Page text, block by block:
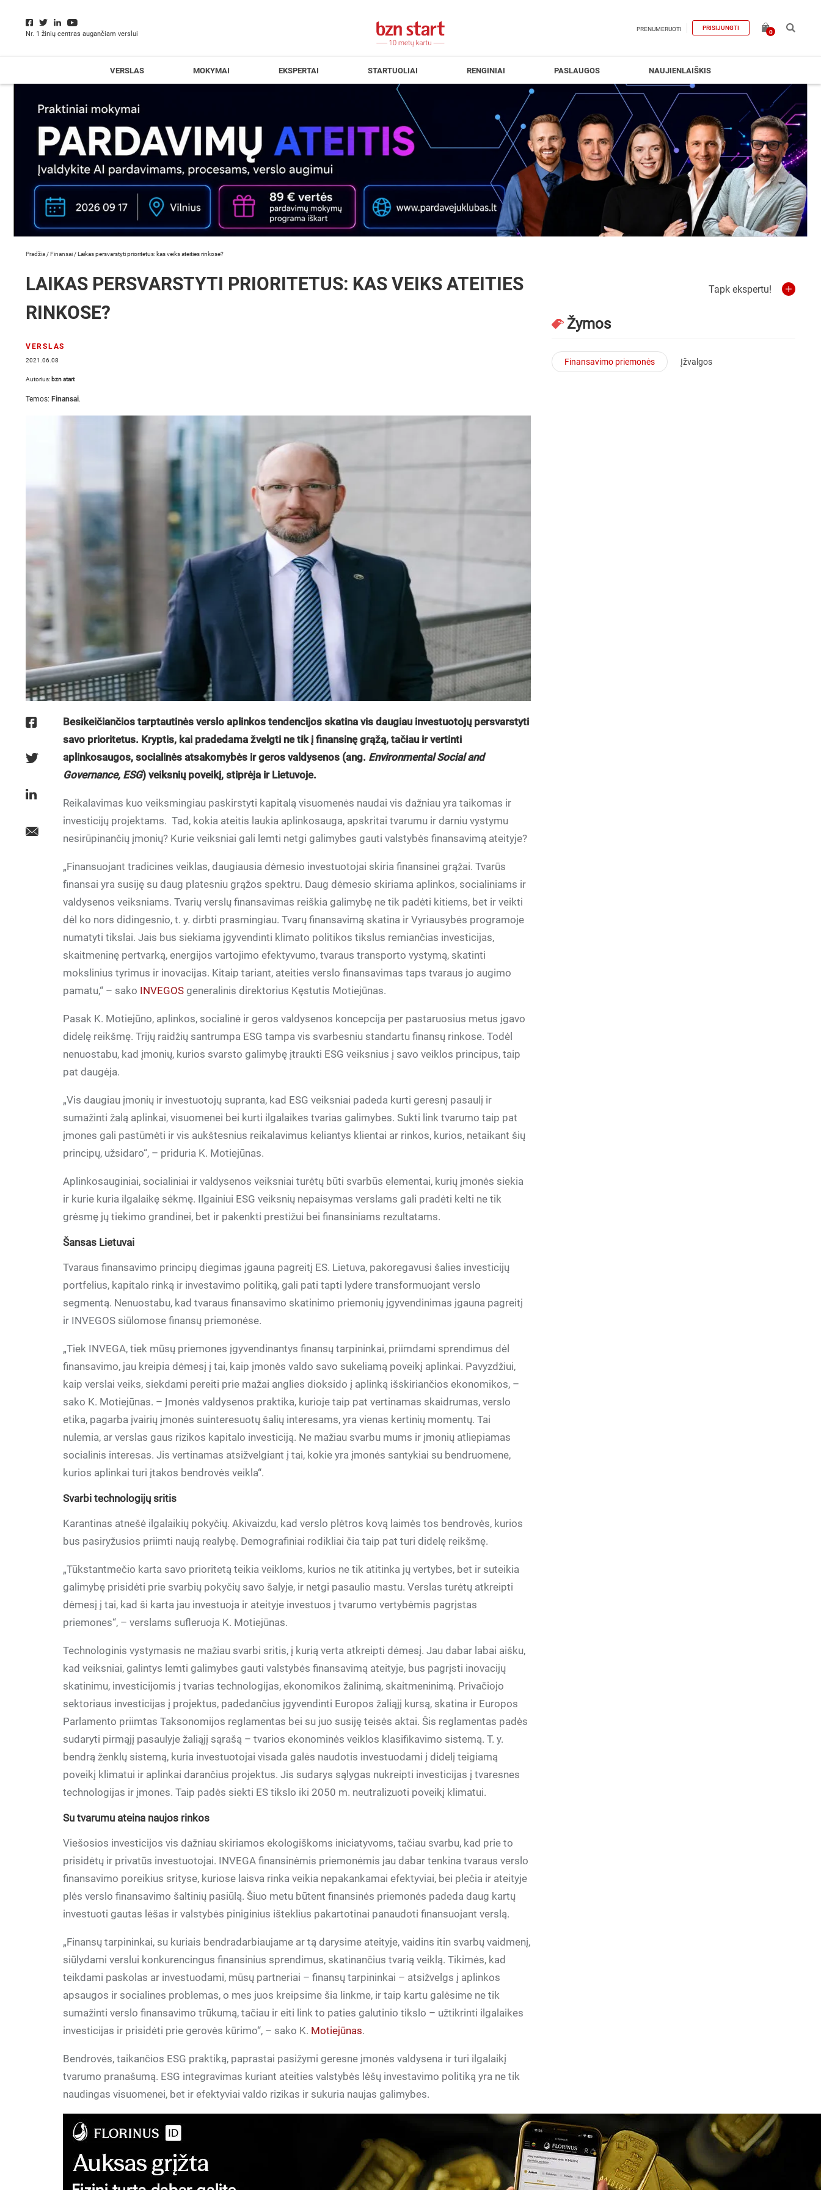
Nr. 1 žinių centras augančiam verslui
PRENUMERUOTI PRISIJUNGTI
0
VERSLAS MOKYMAI EKSPERTAI STARTUOLIAI RENGINIAI PASLAUGOS NAUJIENLAIŠKIS
Pradžia /Finansai /Laikas persvarstyti prioritetus: kas veiks ateities rinkose?
LAIKAS PERSVARSTYTI PRIORITETUS: KAS VEIKS ATEITIES
RINKOSE?
VERSLAS
2021.06.08
Autorius: bzn start
Temos: Finansai.
Besikeičiančios tarptautinės verslo aplinkos tendencijos skatina vis daugiau investuotojų persvarstyti
savo prioritetus. Kryptis, kai pradedama žvelgti ne tik į finansinę grąžą, tačiau ir vertinti
aplinkosaugos, socialinės atsakomybės ir geros valdysenos (ang. Environmental Social and
Governance, ESG) veiksnių poveikį, stiprėja ir Lietuvoje.
Reikalavimas kuo veiksmingiau paskirstyti kapitalą visuomenės naudai vis dažniau yra taikomas ir
investicijų projektams. Tad, kokia ateitis laukia aplinkosauga, apskritai tvarumu ir darniu vystymu
nesirūpinančių įmonių? Kurie veiksniai gali lemti netgi galimybes gauti valstybės finansavimą ateityje?
„Finansuojant tradicines veiklas, daugiausia dėmesio investuotojai skiria finansinei grąžai. Tvarūs
finansai yra susiję su daug platesniu grąžos spektru. Daug dėmesio skiriama aplinkos, socialiniams ir
valdysenos veiksniams. Tvarių verslų finansavimas reiškia galimybę ne tik padėti kitiems, bet ir veikti
dėl ko nors didingesnio, t. y. dirbti prasmingiau. Tvarų finansavimą skatina ir Vyriausybės programoje
numatyti tikslai. Jais bus siekiama įgyvendinti klimato politikos tikslus remiančias investicijas,
skaitmeninę pertvarką, energijos vartojimo efektyvumo, tvaraus transporto vystymą, skatinti
mokslinius tyrimus ir inovacijas. Kitaip tariant, ateities verslo finansavimas taps tvaraus jo augimo
pamatu,“ – sako INVEGOS generalinis direktorius Kęstutis Motiejūnas.
Pasak K. Motiejūno, aplinkos, socialinė ir geros valdysenos koncepcija per pastaruosius metus įgavo
didelę reikšmę. Trijų raidžių santrumpa ESG tampa vis svarbesniu standartu finansų rinkose. Todėl
nenuostabu, kad įmonių, kurios svarsto galimybę įtraukti ESG veiksnius į savo veiklos principus, taip
pat daugėja.
„Vis daugiau įmonių ir investuotojų supranta, kad ESG veiksniai padeda kurti geresnį pasaulį ir
sumažinti žalą aplinkai, visuomenei bei kurti ilgalaikes tvarias galimybes. Sukti link tvarumo taip pat
įmones gali pastūmėti ir vis aukštesnius reikalavimus keliantys klientai ar rinkos, kurios, netaikant šių
principų, užsidaro“, – priduria K. Motiejūnas.
Aplinkosauginiai, socialiniai ir valdysenos veiksniai turėtų būti svarbūs elementai, kurių įmonės siekia
ir kurie kuria ilgalaikę sėkmę. Ilgainiui ESG veiksnių nepaisymas verslams gali pradėti kelti ne tik
grėsmę jų tiekimo grandinei, bet ir pakenkti prestižui bei finansiniams rezultatams.
Šansas Lietuvai
Tvaraus finansavimo principų diegimas įgauna pagreitį ES. Lietuva, pakoregavusi šalies investicijų
portfelius, kapitalo rinką ir investavimo politiką, gali pati tapti lydere transformuojant verslo
segmentą. Nenuostabu, kad tvaraus finansavimo skatinimo priemonių įgyvendinimas įgauna pagreitį
ir INVEGOS siūlomose finansų priemonėse.
„Tiek INVEGA, tiek mūsų priemones įgyvendinantys finansų tarpininkai, priimdami sprendimus dėl
finansavimo, jau kreipia dėmesį į tai, kaip įmonės valdo savo sukeliamą poveikį aplinkai. Pavyzdžiui,
kaip verslai veiks, siekdami pereiti prie mažai anglies dioksido į aplinką išskiriančios ekonomikos, –
sako K. Motiejūnas. – Įmonės valdysenos praktika, kurioje taip pat vertinamas skaidrumas, verslo
etika, pagarba įvairių įmonės suinteresuotų šalių interesams, yra vienas kertinių momentų. Tai
nulemia, ar verslas gaus rizikos kapitalo investiciją. Ne mažiau svarbu mums ir įmonių atliepiamas
socialinis interesas. Jis vertinamas atsižvelgiant į tai, kokie yra įmonės santykiai su bendruomene,
kurios aplinkai turi įtakos bendrovės veikla“.
Svarbi technologijų sritis
Karantinas atnešė ilgalaikių pokyčių. Akivaizdu, kad verslo plėtros kovą laimės tos bendrovės, kurios
bus pasiryžusios priimti naują realybę. Demografiniai rodikliai čia taip pat turi didelę reikšmę.
„Tūkstantmečio karta savo prioritetą teikia veikloms, kurios ne tik atitinka jų vertybes, bet ir suteikia
galimybę prisidėti prie svarbių pokyčių savo šalyje, ir netgi pasaulio mastu. Verslas turėtų atkreipti
dėmesį į tai, kad ši karta jau investuoja ir ateityje investuos į tvarumo vertybėmis pagrįstas
priemones“, – verslams sufleruoja K. Motiejūnas.
Technologinis vystymasis ne mažiau svarbi sritis, į kurią verta atkreipti dėmesį. Jau dabar labai aišku,
kad veiksniai, galintys lemti galimybes gauti valstybės finansavimą ateityje, bus pagrįsti inovacijų
skatinimu, investicijomis į tvarias technologijas, ekonomikos žalinimą, skaitmeninimą. Privačiojo
sektoriaus investicijas į projektus, padedančius įgyvendinti Europos žaliąjį kursą, skatina ir Europos
Parlamento priimtas Taksonomijos reglamentas bei su juo susiję teisės aktai. Šis reglamentas padės
sudaryti pirmąjį pasaulyje žaliąjį sąrašą – tvarios ekonominės veiklos klasifikavimo sistemą. T. y.
bendrą ženklų sistemą, kuria investuotojai visada galės naudotis investuodami į didelį teigiamą
poveikį klimatui ir aplinkai darančius projektus. Jis sudarys sąlygas nukreipti investicijas į tvaresnes
technologijas ir įmones. Taip padės siekti ES tikslo iki 2050 m. neutralizuoti poveikį klimatui.
Su tvarumu ateina naujos rinkos
Viešosios investicijos vis dažniau skiriamos ekologiškoms iniciatyvoms, tačiau svarbu, kad prie to
prisidėtų ir privatūs investuotojai. INVEGA finansinėmis priemonėmis jau dabar tenkina tvaraus verslo
finansavimo poreikius srityse, kuriose laisva rinka veikia nepakankamai efektyviai, bei plečia ir ateityje
plės verslo finansavimo šaltinių pasiūlą. Šiuo metu būtent finansinės priemonės padeda daug kartų
investuoti gautas lėšas ir valstybės piniginius išteklius pakartotinai panaudoti finansuojant verslą.
„Finansų tarpininkai, su kuriais bendradarbiaujame ar tą darysime ateityje, vaidins itin svarbų vaidmenį,
siūlydami verslui konkurencingus finansinius sprendimus, skatinančius tvarią veiklą. Tikimės, kad
teikdami paskolas ar investuodami, mūsų partneriai – finansų tarpininkai – atsižvelgs į aplinkos
apsaugos ir socialines problemas, o mes juos kreipsime šia linkme, ir taip kartu galėsime ne tik
sumažinti verslo finansavimo trūkumą, tačiau ir eiti link to paties galutinio tikslo – užtikrinti ilgalaikes
investicijas ir prisidėti prie gerovės kūrimo“, – sako K. Motiejūnas.
Bendrovės, taikančios ESG praktiką, paprastai pasižymi geresne įmonės valdysena ir turi ilgalaikį
tvarumo pranašumą. ESG integravimas kuriant ateities valstybės lėšų investavimo politiką yra ne tik
naudingas visuomenei, bet ir efektyviai valdo rizikas ir sukuria naujas galimybes.
Tapk ekspertu!
Žymos
Finansavimo priemonės Įžvalgos